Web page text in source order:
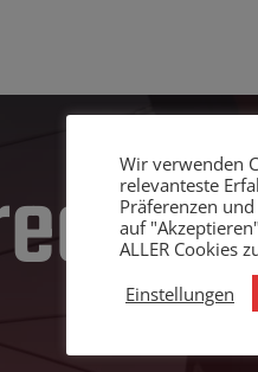
Wir verwenden
relevanteste
Präferenzen
auf
ALLER Cookies
Einstellungen